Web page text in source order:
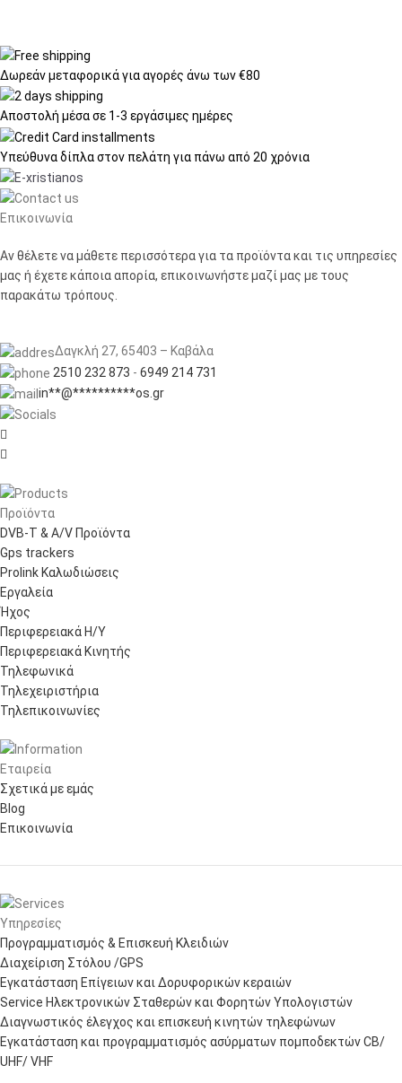
Δωρεάν μεταφορικάγια αγορές άνω των €80
Αποστολή μέσα σε 1-3 εργάσιμες ημέρες
Υπεύθυνα δίπλα στον πελάτη για πάνω από 20 χρόνια
Επικοινωνία
Αν θέλετε να μάθετε περισσότερα για τα προϊόντα και τις υπηρεσίες
μας ή έχετε κάποια απορία, επικοινωνήστε μαζί μας με τους
παρακάτω τρόπους.
Δαγκλή 27, 65403 – Καβάλα
2510 232 873 - 6949 214 731
in**@**********os.gr


Προϊόντα
DVB-T & A/V Προϊόντα
Gps trackers
Prolink Καλωδιώσεις
Εργαλεία
Ήχος
Περιφερειακά Η/Υ
Περιφερειακά Κινητής
Τηλεφωνικά
Τηλεχειριστήρια
Τηλεπικοινωνίες
Εταιρεία
Σχετικά με εμάς
Blog
Επικοινωνία
Υπηρεσίες
Προγραμματισμός & Επισκευή Κλειδιών
Διαχείριση Στόλου /GPS
Εγκατάσταση Επίγειων και Δορυφορικών κεραιών
Service Ηλεκτρονικών Σταθερών και Φορητών Υπολογιστών
Διαγνωστικός έλεγχος και επισκευή κινητών τηλεφώνων
Εγκατάσταση και προγραμματισμός ασύρματων πομποδεκτών CB/
UHF/ VHF